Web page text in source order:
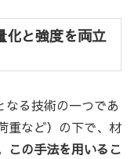
化と強度を両立
る技術の一つであ
重など）の下で、材
この手法を用いるこ